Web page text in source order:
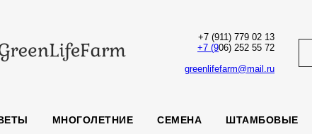
+7 (911) 779 02 13
+7 (906) 252 55 72
greenlifefarm@mail.ru
МНОГОЛЕТНИЕ СЕМЕНА ШТАМБОВЫЕ